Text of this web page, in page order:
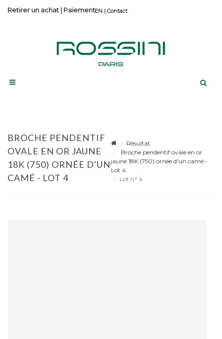
Contact
Retirer un achat | Paiement
BROCHE PENDENTIF
OVALE EN OR JAUNE
18K (750) ORNÉE D'UN
CAMÉ - LOT 4
Résultat
Broche pendentif ovale en or
jaune 18K (750) ornée d'un camé -
Lot 4
Lot n° 4